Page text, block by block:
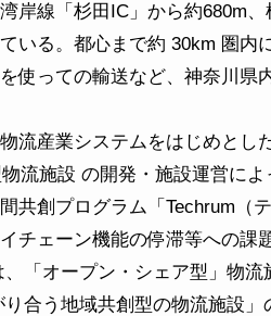
岸線「杉田IC」から約680m
いる。都心まで約 30km 圏
使っての輸送など、神奈川
流産業システムをはじめとし
流施設 の開発・施設運営に
共創プログラム「Techrum（
チェーン機能の停滞等への課
「オープン・シェア型」物流
合う地域共創型の物流施設